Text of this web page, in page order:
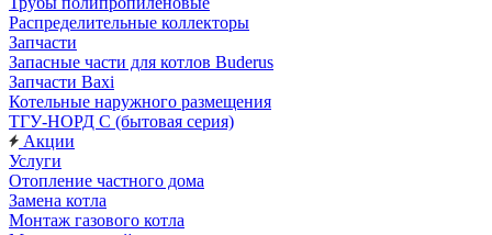
Распределительные коллекторы
Запчасти
Запасные части для котлов Buderus
Запчасти Baxi
Котельные наружного размещения
ТГУ-НОРД С (бытовая серия)
Акции
Услуги
Отопление частного дома
Замена котла
Монтаж газового котла